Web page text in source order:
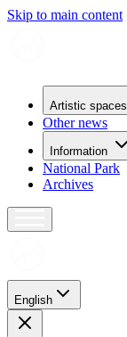
Skip to main content
Artistic spaces
Other news
Information
National Park
Archives
English